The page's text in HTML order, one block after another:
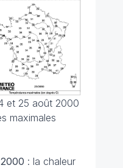
et 25 août 2000
maximales
: la chaleur